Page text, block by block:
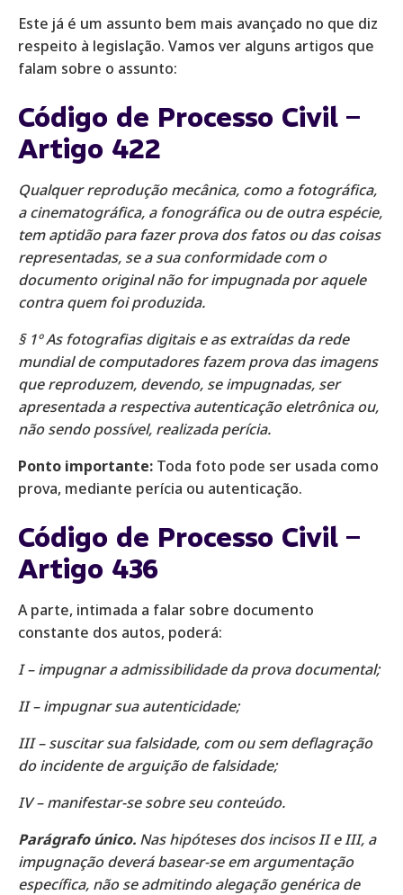
Este já é um assunto bem mais avançado no que diz
respeito à legislação. Vamos ver alguns artigos que
falam sobre o assunto:
‍Código de Processo Civil –
Artigo 422
Qualquer reprodução mecânica, como a fotográfica,
a cinematográfica, a fonográfica ou de outra espécie,
tem aptidão para fazer prova dos fatos ou das coisas
representadas, se a sua conformidade com o
documento original não for impugnada por aquele
contra quem foi produzida.
§ 1º As fotografias digitais e as extraídas da rede
mundial de computadores fazem prova das imagens
que reproduzem, devendo, se impugnadas, ser
apresentada a respectiva autenticação eletrônica ou,
não sendo possível, realizada perícia.
Ponto importante: Toda foto pode ser usada como
prova, mediante perícia ou autenticação.
Código de Processo Civil –
Artigo 436
A parte, intimada a falar sobre documento
constante dos autos, poderá:
I – impugnar a admissibilidade da prova documental;
II – impugnar sua autenticidade;
III – suscitar sua falsidade, com ou sem deflagração
do incidente de arguição de falsidade;
IV – manifestar-se sobre seu conteúdo.
Parágrafo único. Nas hipóteses dos incisos II e III, a
impugnação deverá basear-se em argumentação
específica, não se admitindo alegação genérica de